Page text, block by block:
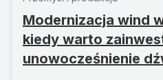
Modernizacja wind
kiedy warto
unowocześnienie